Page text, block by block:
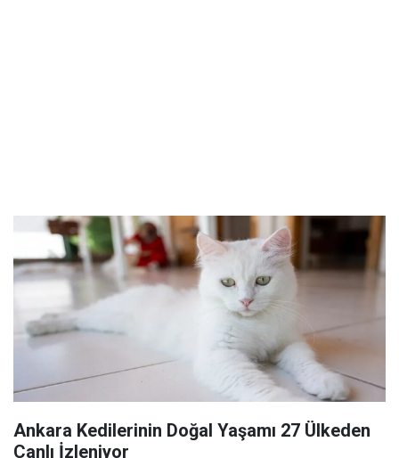
Ankara Kedilerinin Doğal Yaşamı 27 Ülkeden
Canlı İzleniyor